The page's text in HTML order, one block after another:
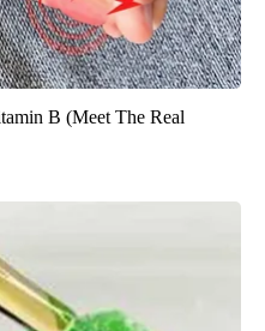
B (Meet The Real